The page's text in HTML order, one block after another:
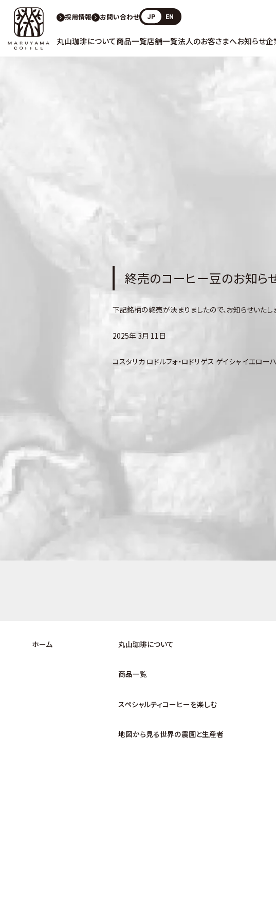
採用情報 お問い合わせ JP EN
丸山珈琲について商品一覧店舗一覧法人のお客さまへお知らせ企
終売のコーヒー豆のお知らせ
下記銘柄の終売が決まりましたので、お知らせいたし
2025年 3月 11日
コスタリカ ロドルフォ・ロドリゲス ゲイシャ イエロー
ホーム 丸山珈琲について
商品一覧
スペシャルティコーヒーを楽しむ
地図から見る世界の農園と生産者